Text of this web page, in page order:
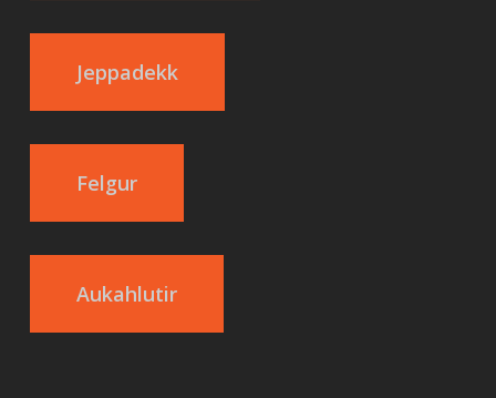
Jeppadekk
Felgur
Aukahlutir